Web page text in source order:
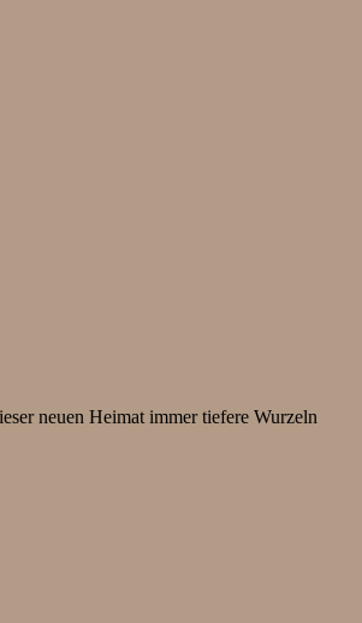
neuen Heimat immer tiefere Wurzeln